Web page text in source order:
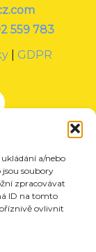
a/nebo
soubory
zpracovávat
ID na tomto
ovlivnit
559 783
GDPR